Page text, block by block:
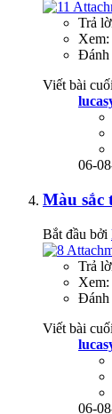
Trả
Xem:
Đánh
Viết bài
06-
Màu sắc
Bắt đầu bởi
Trả
Xem:
Đánh
Viết bài
06-